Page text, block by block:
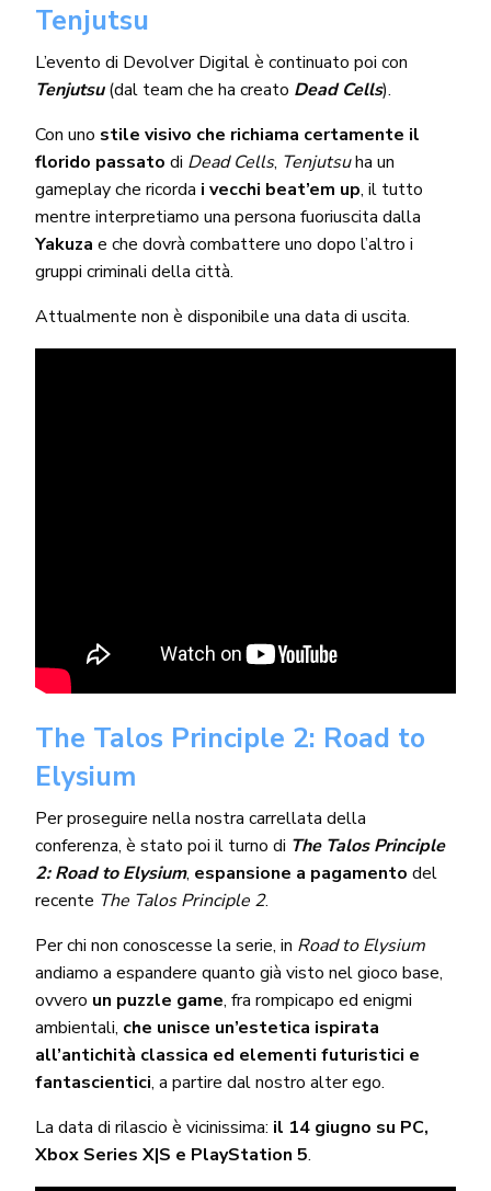
Tenjutsu
L’evento di Devolver Digital è continuato poi con
Tenjutsu(dal team che ha creato Dead Cells).
Con uno stile visivo che richiama certamente il
florido passato di Dead Cells, Tenjutsuha un
gameplay che ricorda i vecchi beat’em up, il tutto
mentre interpretiamo una persona fuoriuscita dalla
Yakuza e che dovrà combattere uno dopo l’altro i
gruppi criminali della città.
Attualmente non è disponibile una data di uscita.
The Talos Principle 2: Road to
Elysium
Per proseguire nella nostra carrellata della
conferenza, è stato poi il turno di The Talos Principle
2: Road to Elysium, espansione a pagamentodel
recente The Talos Principle 2.
Per chi non conoscesse la serie, in Road to Elysium
andiamo a espandere quanto già visto nel gioco base,
ovvero un puzzle game, fra rompicapo ed enigmi
ambientali, che unisce un’estetica ispirata
all’antichità classica ed elementi futuristici e
fantascientici, a partire dal nostro alter ego.
La data di rilascio è vicinissima: il 14 giugno su PC,
Xbox Series X|S e PlayStation 5.